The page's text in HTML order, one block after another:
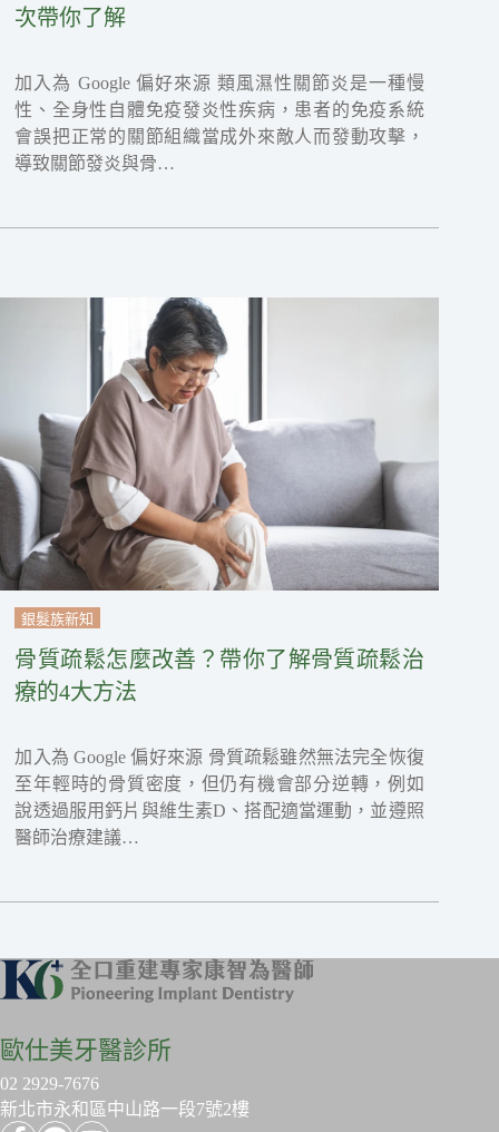
次帶你了解
加入為 Google 偏好來源 類風濕性關節炎是一種慢
性、全身性自體免疫發炎性疾病，患者的免疫系統
會誤把正常的關節組織當成外來敵人而發動攻擊，
導致關節發炎與骨…
銀髮族新知
骨質疏鬆怎麼改善？帶你了解骨質疏鬆治
療的4大方法
加入為 Google 偏好來源 骨質疏鬆雖然無法完全恢復
至年輕時的骨質密度，但仍有機會部分逆轉，例如
說透過服用鈣片與維生素D、搭配適當運動，並遵照
醫師治療建議…
歐仕美牙醫診所
02 2929-7676
新北市永和區中山路一段7號2樓